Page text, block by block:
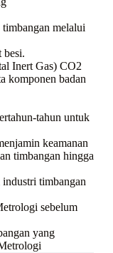
timbangan melalui
besi.
Inert Gas) CO2
komponen badan
tahun untuk
keamanan
timbangan hingga
timbangan
sebelum
yang